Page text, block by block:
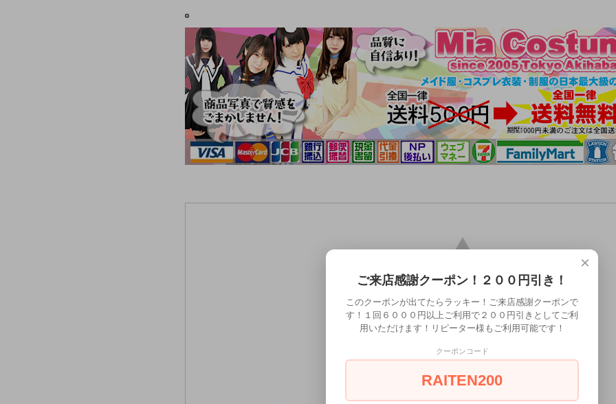
×
ご来店感謝クーポン！２００円引き！
このクーポンが出てたらラッキー！ご来店感謝クーポンで
す！１回６０００円以上ご利用で２００円引きとしてご利
用いただけます！リピーター様もご利用可能です！
クーポンコード
RAITEN200